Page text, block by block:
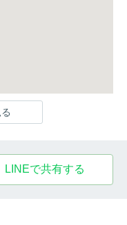
LINEで共有する